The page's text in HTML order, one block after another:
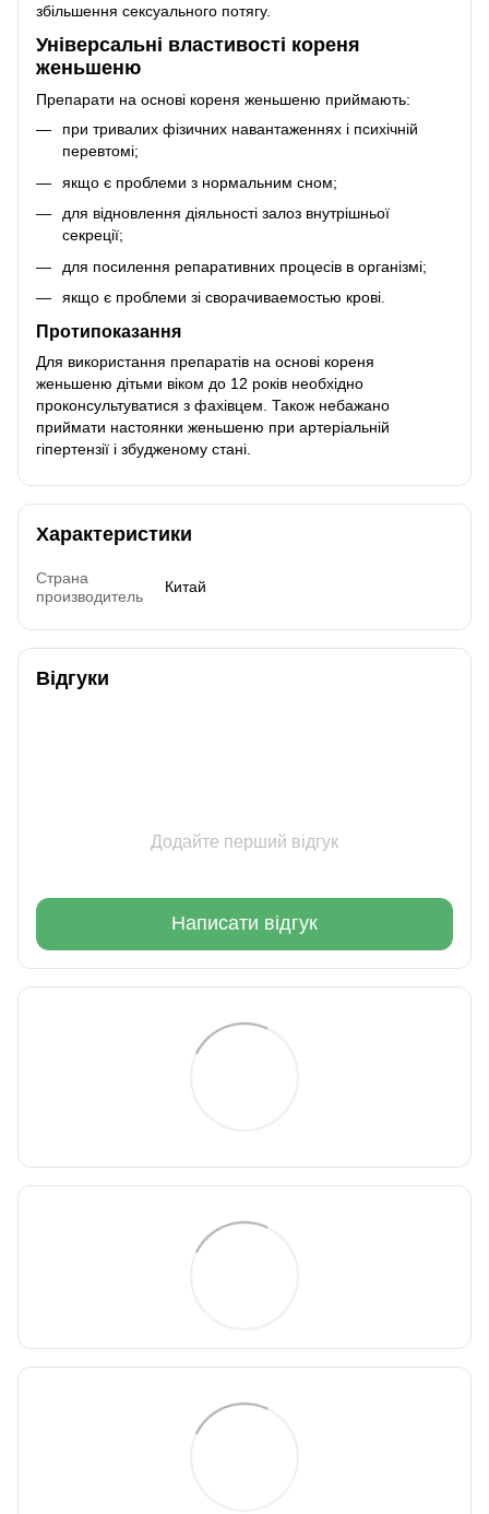
збільшення сексуального потягу.
Універсальні властивості кореня
женьшеню
Препарати на основі кореня женьшеню приймають:
при тривалих фізичних навантаженнях і психічній
перевтомі;
якщо є проблеми з нормальним сном;
для відновлення діяльності залоз внутрішньої
секреції;
для посилення репаративних процесів в організмі;
якщо є проблеми зі сворачиваемостью крові.
Протипоказання
Для використання препаратів на основі кореня
женьшеню дітьми віком до 12 років необхідно
проконсультуватися з фахівцем. Також небажано
приймати настоянки женьшеню при артеріальній
гіпертензії і збудженому стані.
Характеристики
Страна
производитель
Китай
Відгуки
Додайте перший відгук
Написати відгук